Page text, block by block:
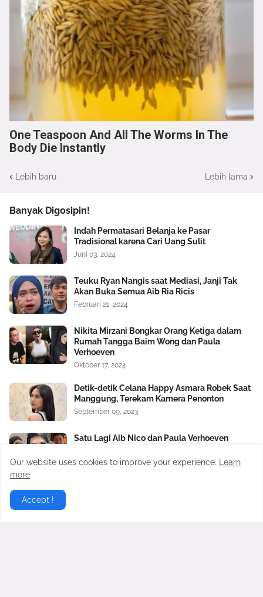
One Teaspoon And All The Worms In The
Body Die Instantly
Lebih baru Lebih lama
Banyak Digosipin!
Indah Permatasari Belanja ke Pasar
Tradisional karena Cari Uang Sulit
Juni 03, 2024
Teuku Ryan Nangis saat Mediasi, Janji Tak
Akan Buka Semua Aib Ria Ricis
Februari 21, 2024
Nikita Mirzani Bongkar Orang Ketiga dalam
Rumah Tangga Baim Wong dan Paula
Verhoeven
Oktober 17, 2024
Detik-detik Celana Happy Asmara Robek Saat
Manggung, Terekam Kamera Penonton
September 09, 2023
Satu Lagi Aib Nico dan Paula Verhoeven
Wong Soal Uang Rp2 M
Our website uses cookies to improve your experience.
Learn
more
Accept !